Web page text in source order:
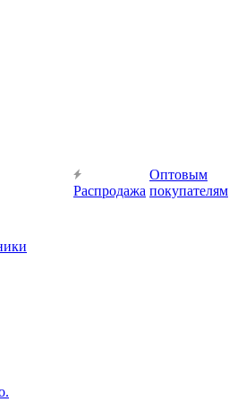
Распродажа
Оптовым
покупателям